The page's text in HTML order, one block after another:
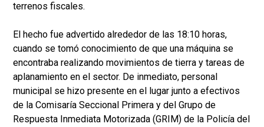
terrenos fiscales.
El hecho fue advertido alrededor de las 18:10 horas,
cuando se tomó conocimiento de que una máquina se
encontraba realizando movimientos de tierra y tareas de
aplanamiento en el sector. De inmediato, personal
municipal se hizo presente en el lugar junto a efectivos
de la Comisaría Seccional Primera y del Grupo de
Respuesta Inmediata Motorizada (GRIM) de la Policía del